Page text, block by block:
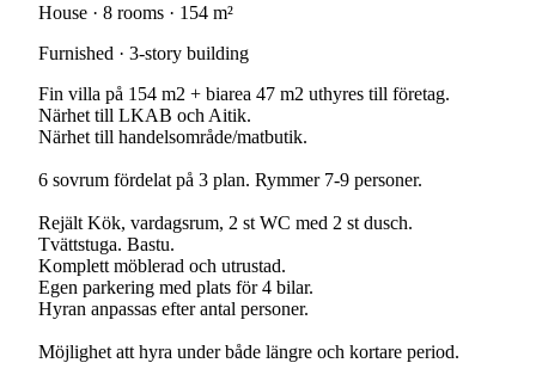
House · 8 rooms · 154 m²
Furnished · 3-story building
Fin villa på 154 m2 + biarea 47 m2 uthyres till företag.
Närhet till LKAB och Aitik.
Närhet till handelsområde/matbutik.
6 sovrum fördelat på 3 plan. Rymmer 7-9 personer.
Rejält Kök, vardagsrum, 2 st WC med 2 st dusch.
Tvättstuga. Bastu.
Komplett möblerad och utrustad.
Egen parkering med plats för 4 bilar.
Hyran anpassas efter antal personer.
Möjlighet att hyra under både längre och kortare period.